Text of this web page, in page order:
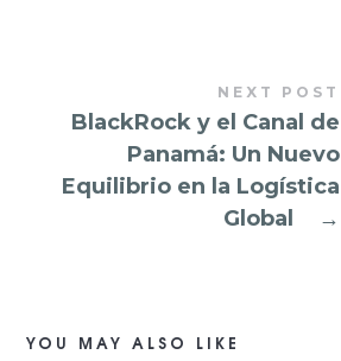
NEXT POST
BlackRock y el Canal de
Panamá: Un Nuevo
Equilibrio en la Logística
Global
→
YOU MAY ALSO LIKE